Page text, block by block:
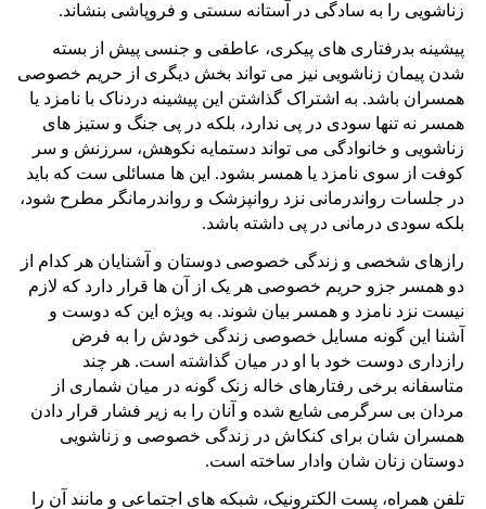
زناشویی را به سادگی در آستانه سستی و فروپاشی بنشاند.
پیشینه بدرفتاری های پیکری، عاطفی و جنسی پیش از بسته
شدن پیمان زناشویی نیز می تواند بخش دیگری از حریم خصوصی
همسران باشد. به اشتراک گذاشتن این پیشینه دردناک با نامزد یا
همسر نه تنها سودی در پی ندارد، بلکه در پی جنگ و ستیز های
زناشویی و خانوادگی می تواند دستمایه نکوهش، سرزنش و سر
کوفت از سوی نامزد یا همسر بشود. این ها مسائلی ست که باید
در جلسات رواندرمانی نزد روانپزشک و رواندرمانگر مطرح شود،
بلکه سودی درمانی در پی داشته باشد.
رازهای شخصی و زندگی خصوصی دوستان و آشنایان هر کدام از
دو همسر جزو حریم خصوصی هر یک از آن ها قرار دارد که لازم
نیست نزد نامزد و همسر بیان شوند. به ویژه این که دوست و
آشنا این گونه مسایل خصوصی زندگی خودش را به فرض
رازداری دوست خود با او در میان گذاشته است. هر چند
متاسفانه برخی رفتارهای خاله زنک گونه در میان شماری از
مردان بی سرگرمی شایع شده و آنان را به زیر فشار قرار دادن
همسران شان برای کنکاش در زندگی خصوصی و زناشویی
دوستان زنان شان وادار ساخته است.
تلفن همراه، پست الکترونیک، شبکه های اجتماعی و مانند آن را